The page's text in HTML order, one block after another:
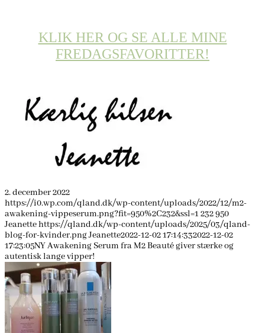
KLIK HER OG SE ALLE MINE
FREDAGSFAVORITTER!
2. december 2022
https://i0.wp.com/qland.dk/wp-content/uploads/2022/12/m2-
awakening-vippeserum.png?fit=950%2C232&ssl=1 232950
Jeanettehttps://qland.dk/wp-content/uploads/2025/03/qland-
blog-for-kvinder.pngJeanette2022-12-02 17:14:332022-12-02
17:23:05NY Awakening Serum fra M2 Beauté giver stærke og
autentisk lange vipper!